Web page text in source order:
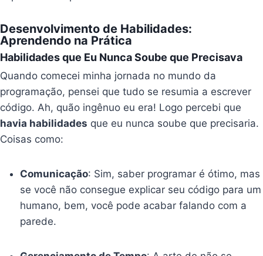
Desenvolvimento de Habilidades:
Aprendendo na Prática
Habilidades que Eu Nunca Soube que Precisava
Quando comecei minha jornada no mundo da
programação, pensei que tudo se resumia a escrever
código. Ah, quão ingênuo eu era! Logo percebi que
havia habilidades que eu nunca soube que precisaria.
Coisas como:
Comunicação: Sim, saber programar é ótimo, mas
se você não consegue explicar seu código para um
humano, bem, você pode acabar falando com a
parede.